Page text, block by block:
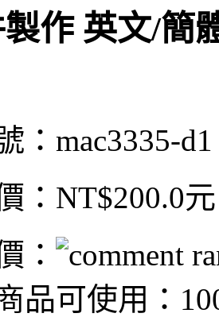
作 英文/簡
：mac3335-d1
： NT$200.0元
：
品可使用：